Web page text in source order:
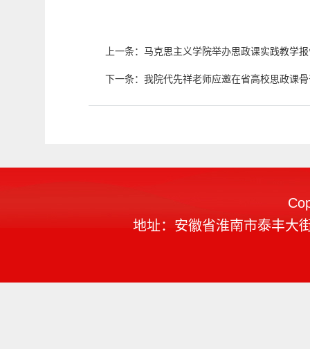
上一条： 马克思主义学院举办思政课实践教学
下一条： 我院代先祥老师应邀在省高校思政课
地址：安徽省淮南市泰丰大